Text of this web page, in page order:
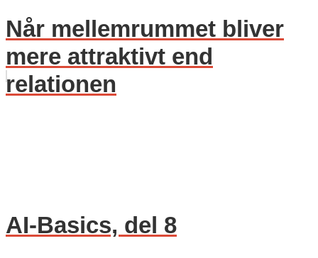
Når mellemrummet bliver
mere attraktivt end
relationen
AI-Basics, del 8